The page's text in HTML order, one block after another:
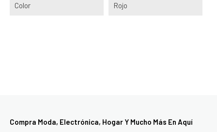
Color Rojo
Compra Moda, Electrónica, Hogar Y Mucho Más En Aquí